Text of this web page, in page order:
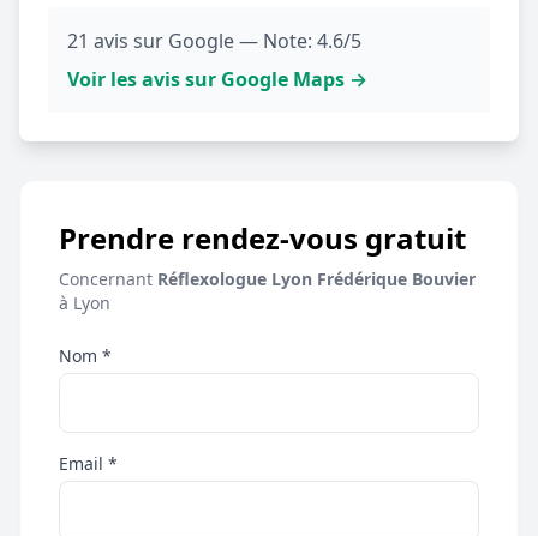
21 avis sur Google — Note: 4.6/5
Voir les avis sur Google Maps →
Prendre rendez-vous gratuit
Concernant Réflexologue Lyon Frédérique Bouvier
à Lyon
Nom *
Email *